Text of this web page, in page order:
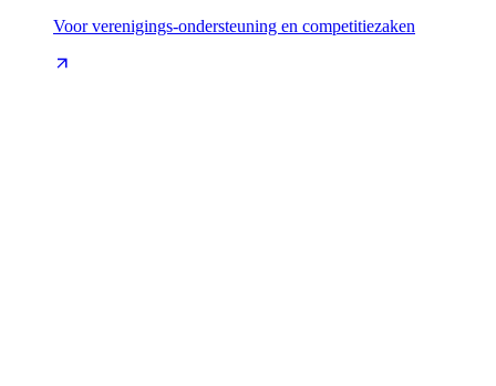
Voor verenigings-ondersteuning en competitiezaken